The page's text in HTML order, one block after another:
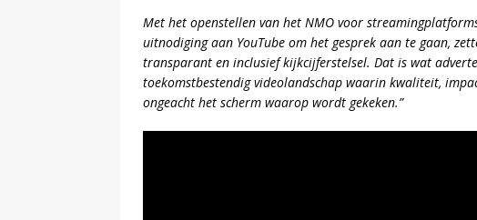
Met het openstellen van het NMO voor
uitnodiging aan YouTube om het gesprek aan te gaan,
transparant en inclusief kijkcijferstelsel. Dat is wat
toekomstbestendig videolandschap waarin kwaliteit,
ongeacht het scherm waarop wordt gekeken.”